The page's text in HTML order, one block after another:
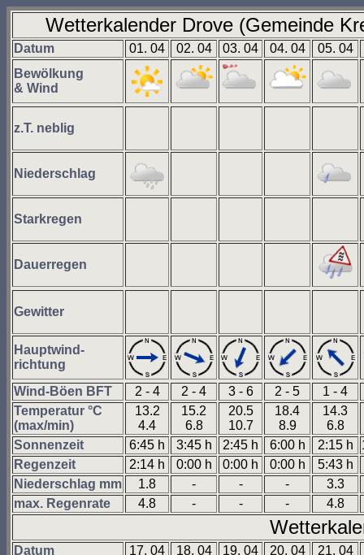
Wetterkalender Drove (Gemeinde
Datum 01. 04 02. 04 03. 04 04. 04
05. 04
Bewölkung
& Wind
z.T. neblig
Niederschlag
Starkregen
Dauerregen
Gewitter
Hauptwind-
richtung
Wind-Böen BFT
2 - 4 2 - 4 3 - 6 2 - 5
1 - 4
Temperatur °C
(max/min)
13.2
4.4
15.2
6.8
20.5
10.7
18.4
8.9
14.3
6.8
Sonnenzeit
6:45 h 3:45 h 2:45 h 6:00 h 2:15 h
Regenzeit
2:14 h 0:00 h 0:00 h 0:00 h
5:43 h
Niederschlag mm
1.8 - - -
3.3
max. Regenrate
4.8 - - - 4.8
Datum 17. 04 18. 04 19. 04 20. 04
21. 04